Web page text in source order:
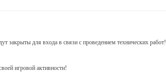
закрыты для входа в связи с проведением технических работ!
игровой активности!